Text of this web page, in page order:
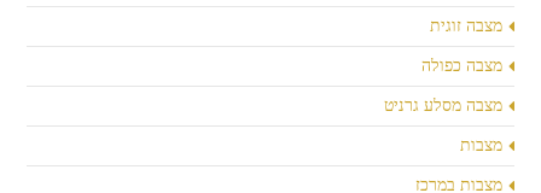
מצבה זוגית
מצבה כפולה
מצבה מסלע גרניט
מצבות
מצבות במרכז